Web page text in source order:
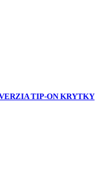
TIP-ON KRYTKY